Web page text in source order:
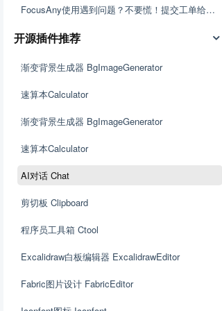
FocusAny使用遇到问题？不要慌！提交工单给我们
开源插件推荐
渐变背景生成器 BgImageGenerator
速算本Calculator
渐变背景生成器 BgImageGenerator
速算本Calculator
AI对话 Chat
剪切板 Clipboard
程序员工具箱 Ctool
Excalidraw白板编辑器 ExcalidrawEditor
Fabric图片设计 FabricEditor